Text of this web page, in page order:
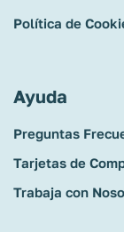
Política de
Ayuda
Preguntas
Tarjetas de
Trabaja con